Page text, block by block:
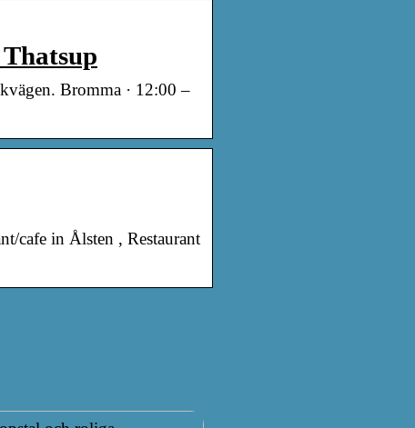
Bromma · 12:00 –
cafe in Ålsten , Restaurant